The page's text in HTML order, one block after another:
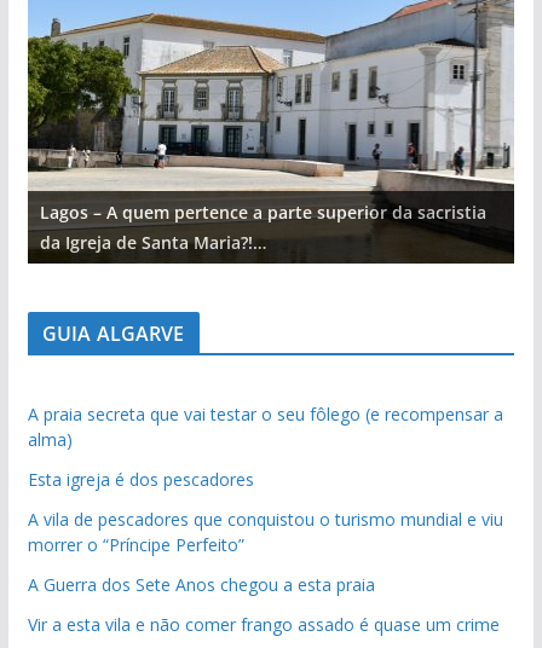
Lagos – A quem pertence a parte superior da sacristia
da Igreja de Santa Maria?!…
GUIA ALGARVE
A praia secreta que vai testar o seu fôlego (e recompensar a
alma)
Esta igreja é dos pescadores
A vila de pescadores que conquistou o turismo mundial e viu
morrer o “Príncipe Perfeito”
A Guerra dos Sete Anos chegou a esta praia
Vir a esta vila e não comer frango assado é quase um crime